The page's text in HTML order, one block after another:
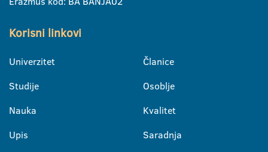
Korisni linkovi
Univerzitet
Studije
Nauka
Upis
Članice
Osoblje
Kvalitet
Saradnja